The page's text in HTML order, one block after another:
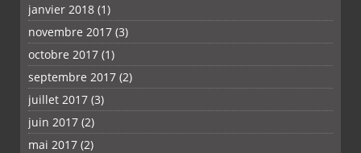
janvier 2018 (1)
novembre 2017 (3)
octobre 2017 (1)
septembre 2017 (2)
juillet 2017 (3)
juin 2017 (2)
mai 2017 (2)